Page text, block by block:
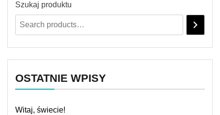
Szukaj produktu
OSTATNIE WPISY
Witaj, świecie!